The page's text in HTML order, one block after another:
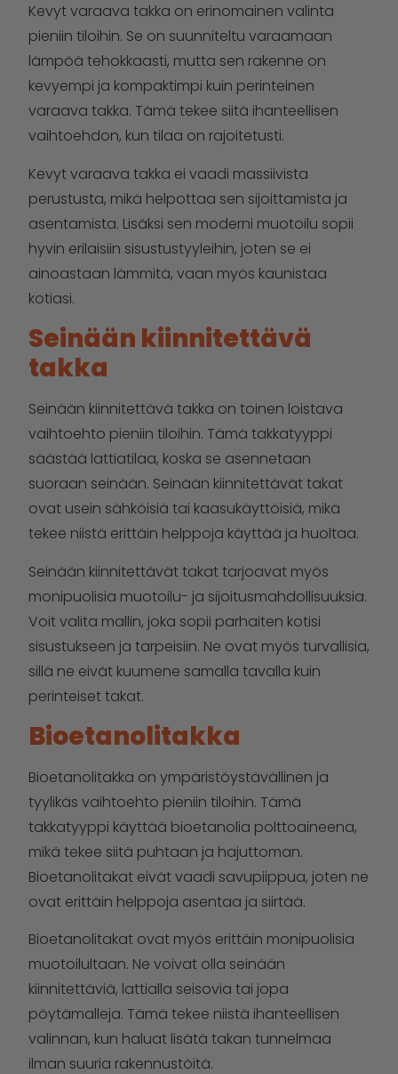
Kevyt varaava takka on erinomainen valinta
pieniin tiloihin. Se on suunniteltu varaamaan
lämpöä tehokkaasti, mutta sen rakenne on
kevyempi ja kompaktimpi kuin perinteinen
varaava takka. Tämä tekee siitä ihanteellisen
vaihtoehdon, kun tilaa on rajoitetusti.
Kevyt varaava takka ei vaadi massiivista
perustusta, mikä helpottaa sen sijoittamista ja
asentamista. Lisäksi sen moderni muotoilu sopii
hyvin erilaisiin sisustustyyleihin, joten se ei
ainoastaan lämmitä, vaan myös kaunistaa
kotiasi.
Seinään kiinnitettävä
takka
Seinään kiinnitettävä takka on toinen loistava
vaihtoehto pieniin tiloihin. Tämä takkatyyppi
säästää lattiatilaa, koska se asennetaan
suoraan seinään. Seinään kiinnitettävät takat
ovat usein sähköisiä tai kaasukäyttöisiä, mikä
tekee niistä erittäin helppoja käyttää ja huoltaa.
Seinään kiinnitettävät takat tarjoavat myös
monipuolisia muotoilu- ja sijoitusmahdollisuuksia.
Voit valita mallin, joka sopii parhaiten kotisi
sisustukseen ja tarpeisiin. Ne ovat myös turvallisia,
sillä ne eivät kuumene samalla tavalla kuin
perinteiset takat.
Bioetanolitakka
Bioetanolitakka on ympäristöystävällinen ja
tyylikäs vaihtoehto pieniin tiloihin. Tämä
takkatyyppi käyttää bioetanolia polttoaineena,
mikä tekee siitä puhtaan ja hajuttoman.
Bioetanolitakat eivät vaadi savupiippua, joten ne
ovat erittäin helppoja asentaa ja siirtää.
Bioetanolitakat ovat myös erittäin monipuolisia
muotoilultaan. Ne voivat olla seinään
kiinnitettäviä, lattialla seisovia tai jopa
pöytämalleja. Tämä tekee niistä ihanteellisen
valinnan, kun haluat lisätä takan tunnelmaa
ilman suuria rakennustöitä.